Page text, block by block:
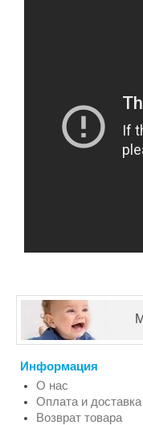
Информация
О нас
Оплата и доставка
Возврат товара